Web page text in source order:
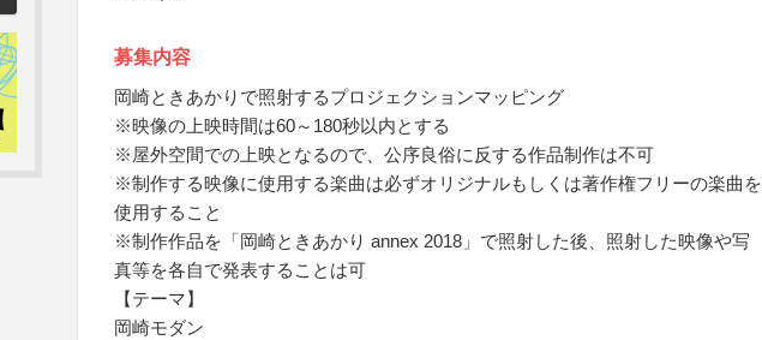
募集内容
岡崎ときあかりで照射するプロジェクションマッピング
※映像の上映時間は60～180秒以内とする
※屋外空間での上映となるので、公序良俗に反する作品制作は不可
※制作する映像に使用する楽曲は必ずオリジナルもしくは著作権フリーの楽曲を
使用すること
※制作作品を「岡崎ときあかり annex 2018」で照射した後、照射した映像や写
真等を各自で発表することは可
【テーマ】
岡崎モダン